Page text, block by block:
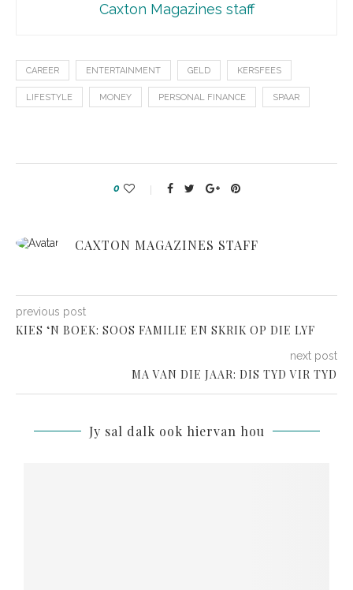
Caxton Magazines staff
CAREER ENTERTAINMENT GELD KERSFEES
LIFESTYLE MONEY PERSONAL FINANCE SPAAR
0
CAXTON MAGAZINES STAFF
previous post
KIES ‘N BOEK: SOOS FAMILIE EN SKRIK OP DIE LYF
next post
MA VAN DIE JAAR: DIS TYD VIR TYD
Jy sal dalk ook hiervan hou